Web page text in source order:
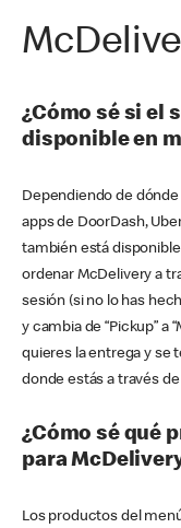
¿Cómo sé si el
disponible en
Dependiendo de
apps de DoorDash,
también está disponible
ordenar McDelivery a
sesión (si no lo has
y cambia de “Pickup” a
quieres la entrega y se
donde estás a través
¿Cómo sé qué
para
Los productos del